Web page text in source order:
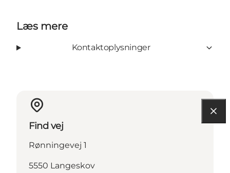
Læs mere
Kontaktoplysninger
Find vej
Rønningevej 1
5550 Langeskov